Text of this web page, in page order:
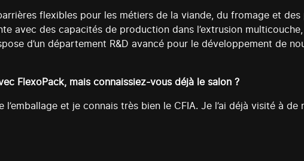
flexibles pour les métiers de la viande, du fromage et
avec des capacités de production dans l’extrusion
d’un département R&D avancé pour le développement de
FlexoPack, mais connaissiez-vous déjà le salon ?
et je connais très bien le CFIA. Je l’ai déjà visité à de